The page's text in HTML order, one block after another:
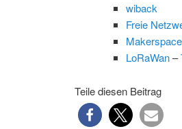
wiback
Freie
LoRaWan–
Teile diesen Beitrag